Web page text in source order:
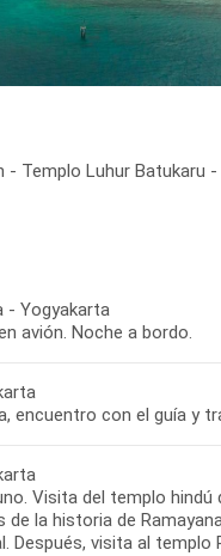
- Templo Luhur
- Yogyakarta
avión. Noche a bordo.
encuentro con el guía y
Visita del templo
de la historia de
Después, visita al templo